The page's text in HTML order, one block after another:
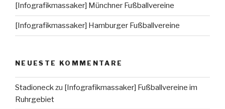
[Infografikmassaker] Münchner Fußballvereine
[Infografikmassaker] Hamburger Fußballvereine
NEUESTE KOMMENTARE
Stadioneckzu [Infografikmassaker] Fußballvereine im
Ruhrgebiet